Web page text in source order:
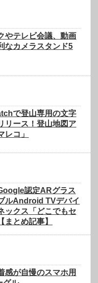
やテレビ会議、動画
なカメラスタンド5
で登山専用の文字
リース！登山地図ア
レコ」
認定ARグラス
ルAndroid TVデバイ
ックス「どこでもセ
まとめ記事】
感が自慢のスマホ用